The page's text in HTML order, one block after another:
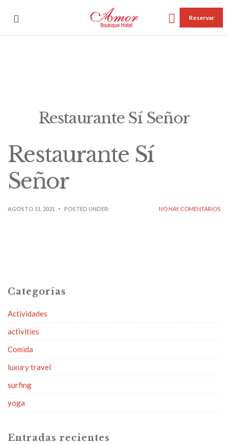
Reservar
Restaurante Sí Señor
Restaurante Sí
Señor
AGOSTO 11, 2021 POSTED UNDER: NO HAY COMENTARIOS
Categorías
Actividades
activities
Comida
luxury travel
surfing
yoga
Entradas recientes